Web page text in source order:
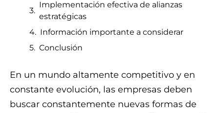
Implementación efectiva de alianzas
estratégicas
Información importante a considerar
Conclusión
En un mundo altamente competitivo y en
constante evolución, las empresas deben
buscar constantemente nuevas formas de